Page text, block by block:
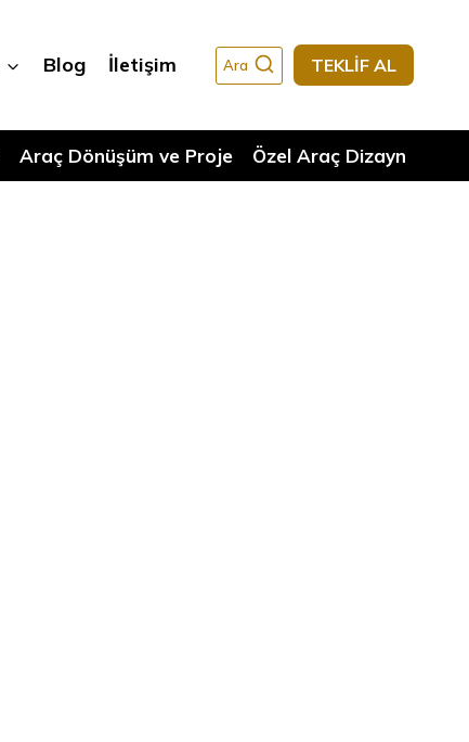
Blog İletişim Ara TEKLİF AL
Araç Dönüşüm ve Proje Özel Araç Dizayn